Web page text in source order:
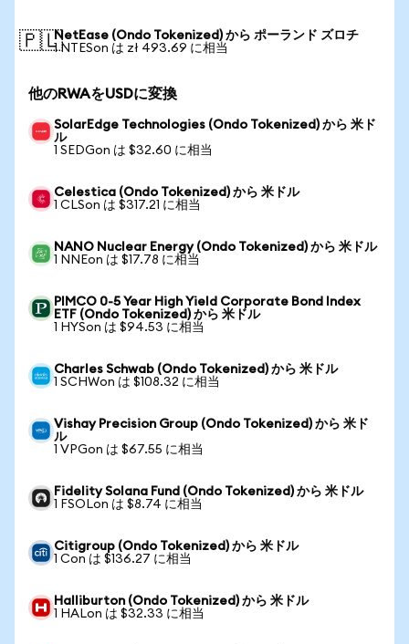
🇵🇱NetEase (Ondo Tokenized) から ポーランド ズロチ
1 NTESon は zł 493.69 に相当
他のRWAをUSDに変換
SolarEdge Technologies (Ondo Tokenized) から 米ド
ル
1 SEDGon は $32.60 に相当
Celestica (Ondo Tokenized) から 米ドル
1 CLSon は $317.21 に相当
NANO Nuclear Energy (Ondo Tokenized) から 米ドル
1 NNEon は $17.78 に相当
PIMCO 0-5 Year High Yield Corporate Bond Index
ETF (Ondo Tokenized) から 米ドル
1 HYSon は $94.53 に相当
Charles Schwab (Ondo Tokenized) から 米ドル
1 SCHWon は $108.32 に相当
Vishay Precision Group (Ondo Tokenized) から 米ド
ル
1 VPGon は $67.55 に相当
Fidelity Solana Fund (Ondo Tokenized) から 米ドル
1 FSOLon は $8.74 に相当
Citigroup (Ondo Tokenized) から 米ドル
1 Con は $136.27 に相当
Halliburton (Ondo Tokenized) から 米ドル
1 HALon は $32.33 に相当